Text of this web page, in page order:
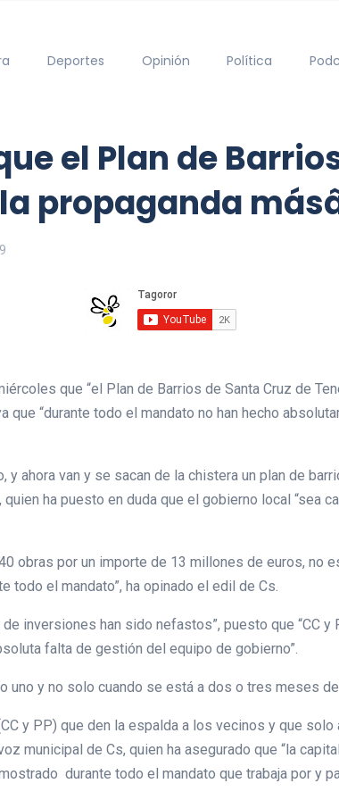
Deportes Opinión Política
el Plan de
propaganda
que “el Plan de Barrios de Santa Cruz de
“durante todo el mandato no han hecho
ahora van y se sacan de la chistera un plan de
ha puesto en duda que el gobierno local “sea
obras por un importe de 13 millones de euros, no
todo el mandato”, ha opinado el edil de Cs.
inversiones han sido nefastos”, puesto que “CC
falta de gestión del equipo de gobierno”.
uno y no solo cuando se está a dos o tres meses
y PP) que den la espalda a los vecinos y que
municipal de Cs, quien ha asegurado que “la
durante todo el mandato que trabaja por y